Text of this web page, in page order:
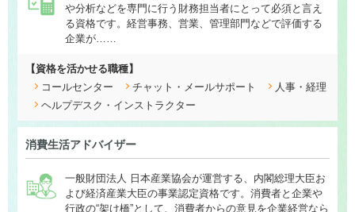
や分析などを専門に行う財務担当者にとって必須と言え
る資格です。経営事務、営業、管理部門などで評価する
企業が……
【資格を活かせる職種】
コールセンター
チャット・メールサポート
人事・経理
ヘルプデスク・インストラクター
消費生活アドバイザー
一般財団法人 日本産業協会が運営する、内閣総理大臣お
よび経済産業大臣の事業認定資格です。消費者と企業や
行政の“架け橋”として、消費者からの意見を企業経営なら